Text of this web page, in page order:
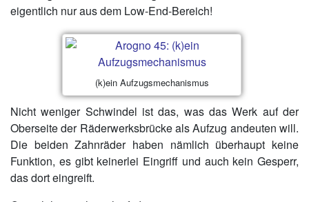
eigentlich nur aus dem Low-End-Bereich!
(k)ein Aufzugsmechanismus
Nicht weniger Schwindel ist das, was das Werk auf der
Oberseite der Räderwerksbrücke als Aufzug andeuten will.
Die beiden Zahnräder haben nämlich überhaupt keine
Funktion, es gibt keinerlei Eingriff und auch kein Gesperr,
das dort eingreift.